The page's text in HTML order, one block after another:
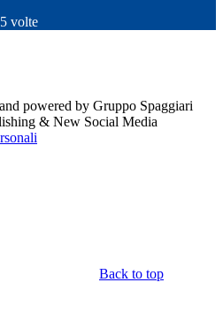
volte
powered by Gruppo Spaggiari
& New Social Media
Back to top